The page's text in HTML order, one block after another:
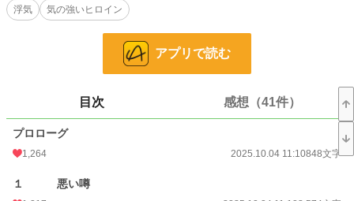
気運が高まり始める。
12,048 位 / 228,843 件
5,375 位 / 66,375 件
お気に入り
24h.ポイント
文字数 44,516
浮気
気の強いヒロイン
アプリで読む
目次 感想（41件）
プロローグ
1,264 2025.10.04 11:10848文字
１ 悪い噂